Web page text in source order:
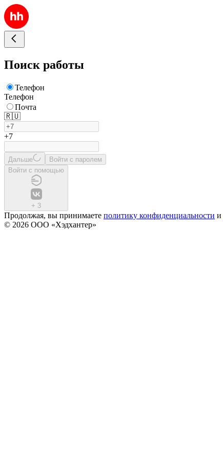
Поиск работы
Телефон
Телефон
Почта
🇷🇺
+7
Дальше
Войти с паролем
Войти с помощью
+ 3
Продолжая, вы принимаете политику конфиденциальности и
© 2026 ООО «Хэдхантер»